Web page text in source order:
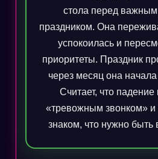
стола перед
праздником. Она
успокоилась и
приоритеты. Праздник
через месяц она
Считает, что падение
«тревожным звонком»
знаком, что нужно быть